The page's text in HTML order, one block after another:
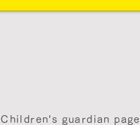
Children's guardian page